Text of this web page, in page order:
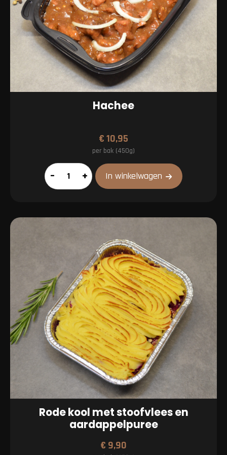
Hachee
€10,95
per bak (450g)
Hachee
aantal
– + In winkelwagen
Rode kool met stoofvlees en
aardappelpuree
€ 9,90